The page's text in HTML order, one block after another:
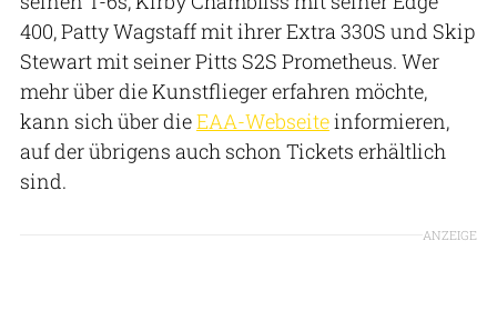
400, Patty Wagstaff mit ihrer Extra 330S und Skip
Stewart mit seiner Pitts S2S Prometheus. Wer
mehr über die Kunstflieger erfahren möchte,
kann sich über dieEAA-Webseiteinformieren,
auf der übrigens auch schon Tickets erhältlich
sind.
ANZEIGE